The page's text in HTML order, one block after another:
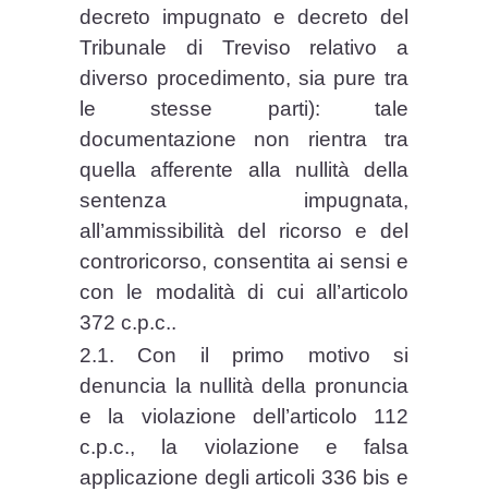
decreto impugnato e decreto del
Tribunale di Treviso relativo a
diverso procedimento, sia pure tra
le stesse parti): tale
documentazione non rientra tra
quella afferente alla nullità della
sentenza impugnata,
all’ammissibilità del ricorso e del
controricorso, consentita ai sensi e
con le modalità di cui all’articolo
372 c.p.c..
2.1. Con il primo motivo si
denuncia la nullità della pronuncia
e la violazione dell’articolo 112
c.p.c., la violazione e falsa
applicazione degli articoli 336 bis e